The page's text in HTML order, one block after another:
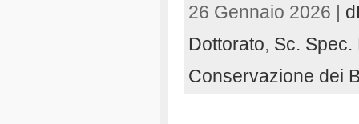
26 Gennaio 2026 |
Dottorato, Sc. Spec.
Conservazione dei